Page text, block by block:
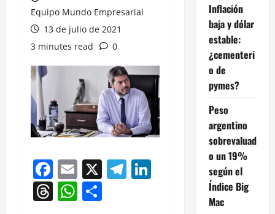
Equipo Mundo Empresarial
13 de julio de 2021
3 minutes read
0
Facebook
Email
X Telegram
LinkedIn
Threads
WhatsApp
Inflación
baja y dólar
estable:
¿cementeri
o de
pymes?
Peso
argentino
sobrevaluad
o un 19%
según el
Índice Big
Mac